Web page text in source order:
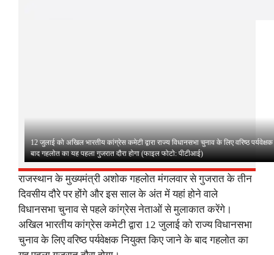
12 जुलाई को अखिल भारतीय कांग्रेस कमेटी द्वारा राज्य विधानसभा चुनाव के लिए वरिष्ठ
बाद गहलोत का यह पहला गुजरात दौरा होगा (फाइल फोटो: पीटीआई)
राजस्थान के मुख्यमंत्री अशोक गहलोत मंगलवार से गुजरात के तीन
दिवसीय दौरे पर होंगे और इस साल के अंत में यहां होने वाले
विधानसभा चुनाव से पहले कांग्रेस नेताओं से मुलाकात करेंगे।
अखिल भारतीय कांग्रेस कमेटी द्वारा 12 जुलाई को राज्य विधानसभा
चुनाव के लिए वरिष्ठ पर्यवेक्षक नियुक्त किए जाने के बाद गहलोत का